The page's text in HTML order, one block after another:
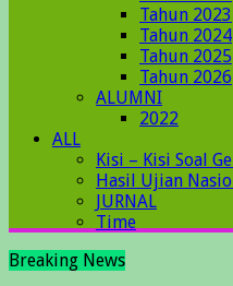
Tahun 2023
Tahun 2024
Tahun 2025
Tahun 2026
ALUMNI
2022
ALL
Kisi – Kisi Soal
Hasil Ujian
JURNAL
Time
Breaking News